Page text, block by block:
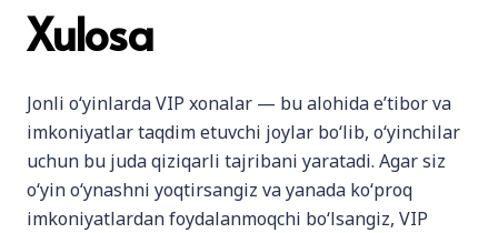
Xulosa
Jonli o‘yinlarda VIP xonalar — bu alohida e’tibor va
imkoniyatlar taqdim etuvchi joylar bo‘lib, o‘yinchilar
uchun bu juda qiziqarli tajribani yaratadi. Agar siz
o‘yin o‘ynashni yoqtirsangiz va yanada ko‘proq
imkoniyatlardan foydalanmoqchi bo‘lsangiz, VIP